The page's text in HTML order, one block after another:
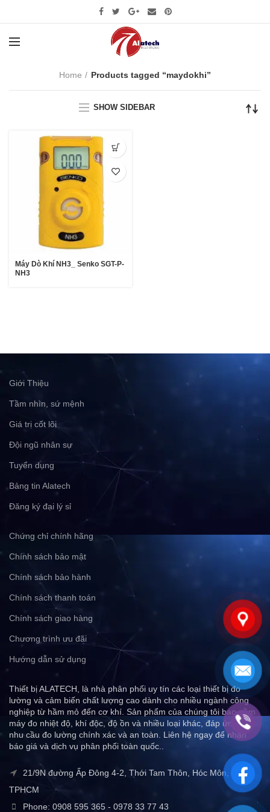
Home Products tagged “maydokhi”
SHOW SIDEBAR
Máy Dò Khí NH3_ Senko SGT-P-
NH3
Giới Thiệu
Tầm nhìn, sứ mệnh
Giá trị cốt lõi
Đội ngũ nhân sự
Tuyển dụng
Bảng tin Alatech
Đăng ký đại lý sỉ
Chứng chỉ chính hãng
Chính sách bảo mật
Chính sách bảo hành
Chính sách thanh toán
Chính sách giao hàng
Chương trình ưu đãi
Hướng dẫn sử dụng
Thiết bị ALATECH, là nhà phân phối uy tín các loại thiết bị đo
lường và cảm biến chất lượng cao dành cho nhiều ngành công
nghiệp từ hầm mỏ đến cơ khí. Sản phẩm của chúng tôi bao gồm
máy đo nhiệt độ, khí độc, độ ồn và nhiều loại khác, đáp ứng mọi
nhu cầu đo lường chính xác và an toàn. Liên hệ ngay để nhận
báo giá và dịch vụ phân phối toàn quốc..
21/9N đường Ấp Đông 4-2, Thới Tam Thôn, Hóc Môn,
TPHCM
Phone: 0908 595 365 - 0978 33 77 43